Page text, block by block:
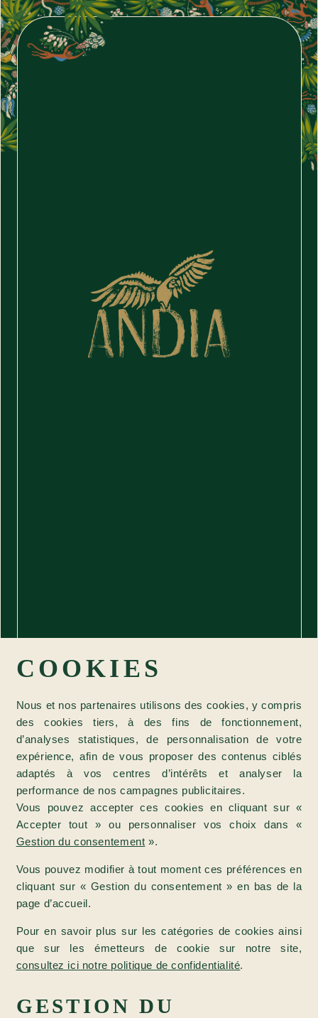
COOKIES
Nous et nos partenaires utilisons des cookies, y compris
des cookies tiers, à des fins de fonctionnement,
d’analyses statistiques, de personnalisation de votre
expérience, afin de vous proposer des contenus ciblés
adaptés à vos centres d’intérêts et analyser la
performance de nos campagnes publicitaires.
Vous pouvez accepter ces cookies en cliquant sur «
Accepter tout » ou personnaliser vos choix dans «
Gestion du consentement ».
Vous pouvez modifier à tout moment ces préférences en
cliquant sur « Gestion du consentement » en bas de la
page d’accueil.
Pour en savoir plus sur les catégories de cookies ainsi
que sur les émetteurs de cookie sur notre site,
consultez ici notre politique de confidentialité.
GESTION DU